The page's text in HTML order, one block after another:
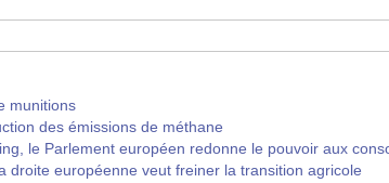
munitions
des émissions de méthane
le Parlement européen redonne le pouvoir aux
droite européenne veut freiner la transition agricole